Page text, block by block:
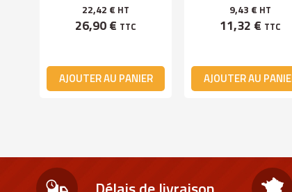
22,42 € HT
26,90 € TTC
AJOUTER AU PANIER
9,43 € HT
11,32 € TTC
AJOUTER AU